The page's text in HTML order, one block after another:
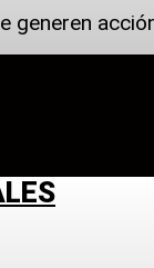
generen